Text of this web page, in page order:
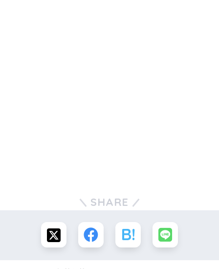
SHARE